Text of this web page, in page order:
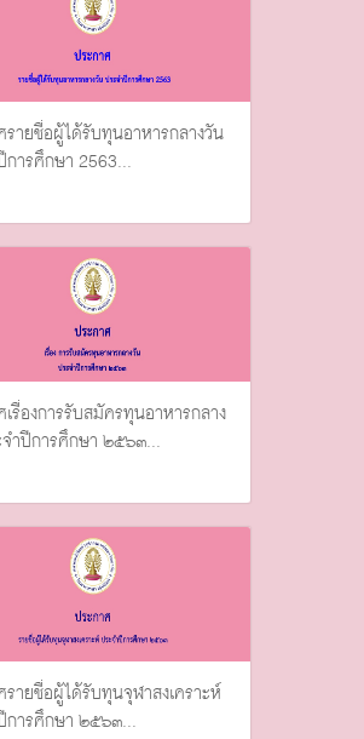
ายชื่อผู้ได้รับทุนอาหารกลางวัน
การศึกษา 2563...
รื่องการรับสมัครทุนอาหารกลาง
ำปีการศึกษา ๒๕๖๓...
ายชื่อผู้ได้รับทุนจุฬาสงเคราะห์
การศึกษา ๒๕๖๓...